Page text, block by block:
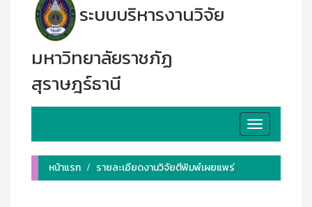
ระบบบริหารงานวิจัย
มหาวิทยาลัยราชภัฏ
สุราษฎร์ธานี
Toggle
navigation
หน้าแรก
รายละเอียดงานวิจัยตีพิมพ์เผยแพร่